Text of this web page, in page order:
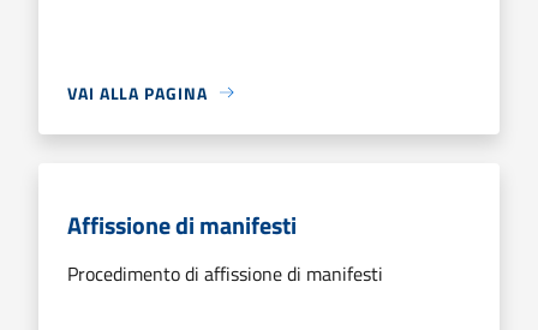
VAI ALLA PAGINA
Affissione di manifesti
Procedimento di affissione di manifesti